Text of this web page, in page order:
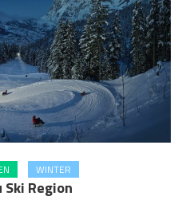
WINTER
Region